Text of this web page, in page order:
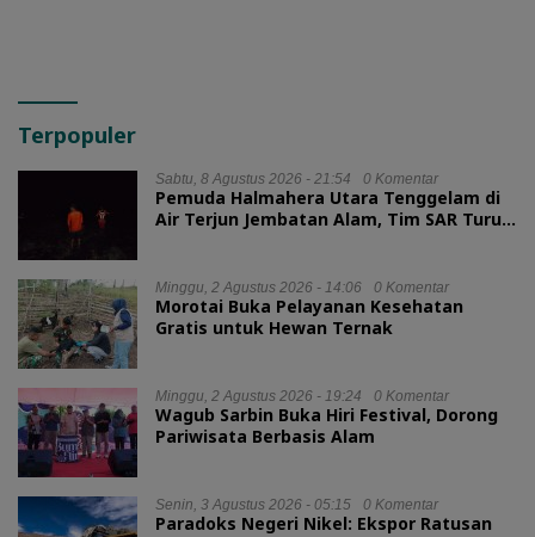
Terpopuler
Sabtu, 8 Agustus 2026 - 21:54 0 Komentar
Pemuda Halmahera Utara Tenggelam di
Air Terjun Jembatan Alam, Tim SAR Turun
Minggu, 2 Agustus 2026 - 14:06 0 Komentar
Morotai Buka Pelayanan Kesehatan
Gratis untuk Hewan Ternak
Minggu, 2 Agustus 2026 - 19:24 0 Komentar
Wagub Sarbin Buka Hiri Festival, Dorong
Pariwisata Berbasis Alam
Senin, 3 Agustus 2026 - 05:15 0 Komentar
Paradoks Negeri Nikel: Ekspor Ratusan